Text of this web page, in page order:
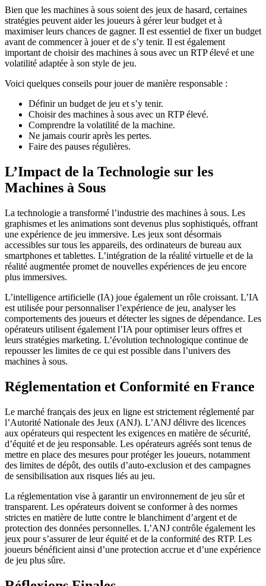
Bien que les machines à sous soient des jeux de hasard, certaines
stratégies peuvent aider les joueurs à gérer leur budget et à
maximiser leurs chances de gagner. Il est essentiel de fixer un budget
avant de commencer à jouer et de s’y tenir. Il est également
important de choisir des machines à sous avec un RTP élevé et une
volatilité adaptée à son style de jeu.
Voici quelques conseils pour jouer de manière responsable :
Définir un budget de jeu et s’y tenir.
Choisir des machines à sous avec un RTP élevé.
Comprendre la volatilité de la machine.
Ne jamais courir après les pertes.
Faire des pauses régulières.
L’Impact de la Technologie sur les
Machines à Sous
La technologie a transformé l’industrie des machines à sous. Les
graphismes et les animations sont devenus plus sophistiqués, offrant
une expérience de jeu immersive. Les jeux sont désormais
accessibles sur tous les appareils, des ordinateurs de bureau aux
smartphones et tablettes. L’intégration de la réalité virtuelle et de la
réalité augmentée promet de nouvelles expériences de jeu encore
plus immersives.
L’intelligence artificielle (IA) joue également un rôle croissant. L’IA
est utilisée pour personnaliser l’expérience de jeu, analyser les
comportements des joueurs et détecter les signes de dépendance. Les
opérateurs utilisent également l’IA pour optimiser leurs offres et
leurs stratégies marketing. L’évolution technologique continue de
repousser les limites de ce qui est possible dans l’univers des
machines à sous.
Réglementation et Conformité en France
Le marché français des jeux en ligne est strictement réglementé par
l’Autorité Nationale des Jeux (ANJ). L’ANJ délivre des licences
aux opérateurs qui respectent les exigences en matière de sécurité,
d’équité et de jeu responsable. Les opérateurs agréés sont tenus de
mettre en place des mesures pour protéger les joueurs, notamment
des limites de dépôt, des outils d’auto-exclusion et des campagnes
de sensibilisation aux risques liés au jeu.
La réglementation vise à garantir un environnement de jeu sûr et
transparent. Les opérateurs doivent se conformer à des normes
strictes en matière de lutte contre le blanchiment d’argent et de
protection des données personnelles. L’ANJ contrôle également les
jeux pour s’assurer de leur équité et de la conformité des RTP. Les
joueurs bénéficient ainsi d’une protection accrue et d’une expérience
de jeu plus sûre.